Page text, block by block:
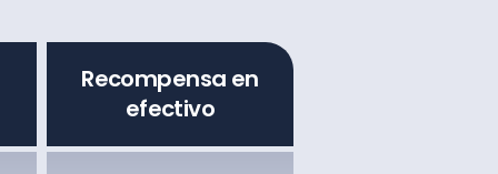
Recompensa en
efectivo